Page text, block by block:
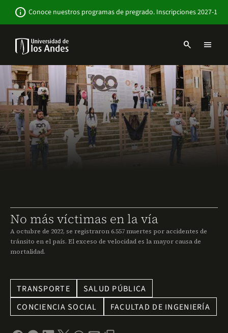
contenido
info Conoce nuestros programas de pregrado. Inscripciones 2027-1
Navbar
-
Sitio
Institucional
search menu
No más víctimas en la vía
A octubre de 2022, se registraron 6.557 muertes por accidentes de
tránsito en el país. El exceso de velocidad es la mayor causa de
mortalidad.
TRANSPORTE
SALUD PÚBLICA
CONCIENCIA SOCIAL
FACULTAD DE INGENIERÍA